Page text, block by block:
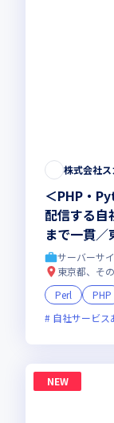
株式会社
＜PHP・
配信する自
まで一貫
サーバーサ
東京都、そ
Perl
PHP
自社サービス
NEW